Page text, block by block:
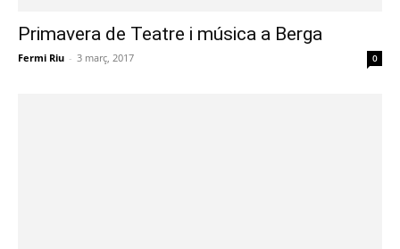
Primavera de Teatre i música a Berga
Fermi Riu - 3 març, 2017 0